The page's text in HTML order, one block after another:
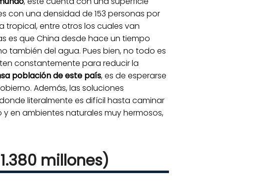
con una densidad de 153 personas por
tropical, entre otros los cuales van
es que China desde hace un tiempo
también del agua. Pues bien, no todo es
constantemente para reducir la
población de este país, es de esperarse
Además, las soluciones
literalmente es difícil hasta caminar
y en ambientes naturales muy hermosos,
millones)